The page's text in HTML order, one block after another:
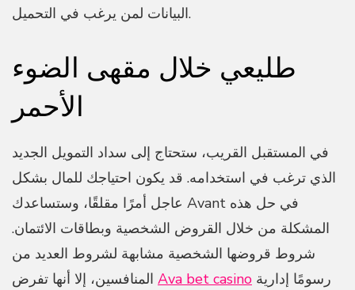
البيانات لمن يرغب في التحميل.
طليعي خلال مقهى الضوء
الأحمر
في المستقبل القريب، ستحتاج إلى سداد التمويل الجديد
الذي ترغب في استخدامه. قد يكون احتياجك للمال بشكل
عاجل أمرًا مقلقًا، وستساعدك Avant في حل هذه
المشكلة من خلال القروض الشخصية وبطاقات الائتمان.
شروط قروضها الشخصية مشابهة لشروط العديد من
Ava bet casino